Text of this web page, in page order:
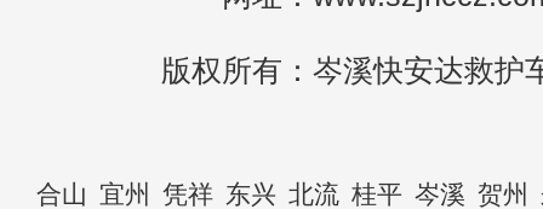
版权所有：岑溪快安达救护
合山 宜州 凭祥 东兴 北流 桂平 岑溪 贺州